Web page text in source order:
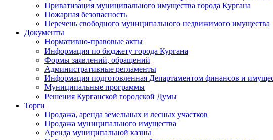
Приватизация муниципального имущества города Кургана
Пожарная безопасность
Перечень свободного муниципального недвижимого имущества
Документы
Нормативно-правовые акты
Информация по бюджету города Кургана
Формы заявлений, обращений
Административные регламенты
Информация подготовленная Департаментом финансов и
Муниципальные программы
Решения Курганской городской Думы
Торги
Продажа, аренда земельных и лесных участков
Продажа муниципального имущества
Аренда муниципальной казны